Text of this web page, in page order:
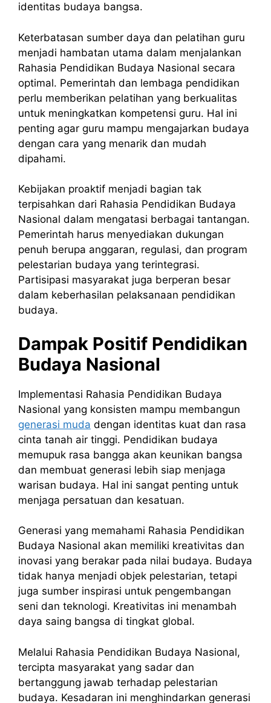
identitas budaya bangsa.
Keterbatasan sumber daya dan pelatihan guru
menjadi hambatan utama dalam menjalankan
Rahasia Pendidikan Budaya Nasional secara
optimal. Pemerintah dan lembaga pendidikan
perlu memberikan pelatihan yang berkualitas
untuk meningkatkan kompetensi guru. Hal ini
penting agar guru mampu mengajarkan budaya
dengan cara yang menarik dan mudah
dipahami.
Kebijakan proaktif menjadi bagian tak
terpisahkan dari Rahasia Pendidikan Budaya
Nasional dalam mengatasi berbagai tantangan.
Pemerintah harus menyediakan dukungan
penuh berupa anggaran, regulasi, dan program
pelestarian budaya yang terintegrasi.
Partisipasi masyarakat juga berperan besar
dalam keberhasilan pelaksanaan pendidikan
budaya.
Dampak Positif Pendidikan
Budaya Nasional
Implementasi Rahasia Pendidikan Budaya
Nasional yang konsisten mampu membangun
generasi muda dengan identitas kuat dan rasa
cinta tanah air tinggi. Pendidikan budaya
memupuk rasa bangga akan keunikan bangsa
dan membuat generasi lebih siap menjaga
warisan budaya. Hal ini sangat penting untuk
menjaga persatuan dan kesatuan.
Generasi yang memahami Rahasia Pendidikan
Budaya Nasional akan memiliki kreativitas dan
inovasi yang berakar pada nilai budaya. Budaya
tidak hanya menjadi objek pelestarian, tetapi
juga sumber inspirasi untuk pengembangan
seni dan teknologi. Kreativitas ini menambah
daya saing bangsa di tingkat global.
Melalui Rahasia Pendidikan Budaya Nasional,
tercipta masyarakat yang sadar dan
bertanggung jawab terhadap pelestarian
budaya. Kesadaran ini menghindarkan generasi